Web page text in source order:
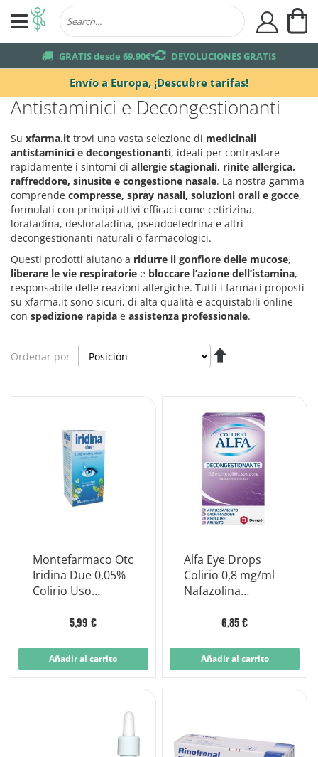
Envío a Europa, ¡Descubre tarifas!
truck GRATIS desde 69,90€*returns DEVOLUCIONES GRATIS
user
Antistaminici e Decongestionanti
Su xfarma.it trovi una vasta selezione di medicinali
antistaminici e decongestionanti, ideali per contrastare
rapidamente i sintomi di allergie stagionali, rinite allergica,
raffreddore, sinusite e congestione nasale. La nostra gamma
comprende compresse, spray nasali, soluzioni orali e gocce,
formulati con principi attivi efficaci come cetirizina,
loratadina, desloratadina, pseudoefedrina e altri
decongestionanti naturali o farmacologici.
Questi prodotti aiutano a ridurre il gonfiore delle mucose,
liberare le vie respiratorie e bloccare l’azione dell’istamina,
responsabile delle reazioni allergiche. Tutti i farmaci proposti
su xfarma.it sono sicuri, di alta qualità e acquistabili online
con spedizione rapida e assistenza professionale.
Ordenar por
Montefarmaco Otc
Iridina Due 0,05%
Colirio Uso
5,99 €
Añadir al carrito
Alfa Eye Drops
Colirio 0,8 mg/ml
Nafazolina
e Frasco 10 ml
6,85 €
Añadir al carrito